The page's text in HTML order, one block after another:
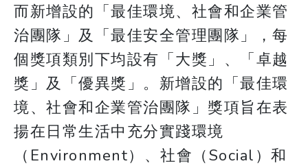
而新增設的「最佳環境、社會和企業管
治團隊」及「最佳安全管理團隊」，每
個獎項類別下均設有「大獎」、「卓越
獎」及「優異獎」。新增設的「最佳環
境、社會和企業管治團隊」獎項旨在表
揚在日常生活中充分實踐環境
（Environment）、社會（Social）和